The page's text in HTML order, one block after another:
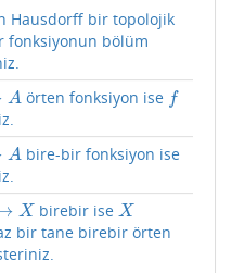
Hausdorff bir topolojik
fonksiyonun bölüm
A örten fonksiyon ise f
f
A bire-bir fonksiyon ise
Xbirebir ise X
X
bir tane birebir örten